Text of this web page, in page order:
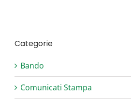
Categorie
Bando
Comunicati Stampa